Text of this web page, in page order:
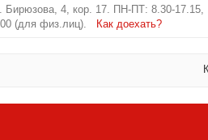
Бирюзова, 4, кор. 17. ПН-ПТ: 8.30-17.15,
(для физ.лиц). Как доехать?